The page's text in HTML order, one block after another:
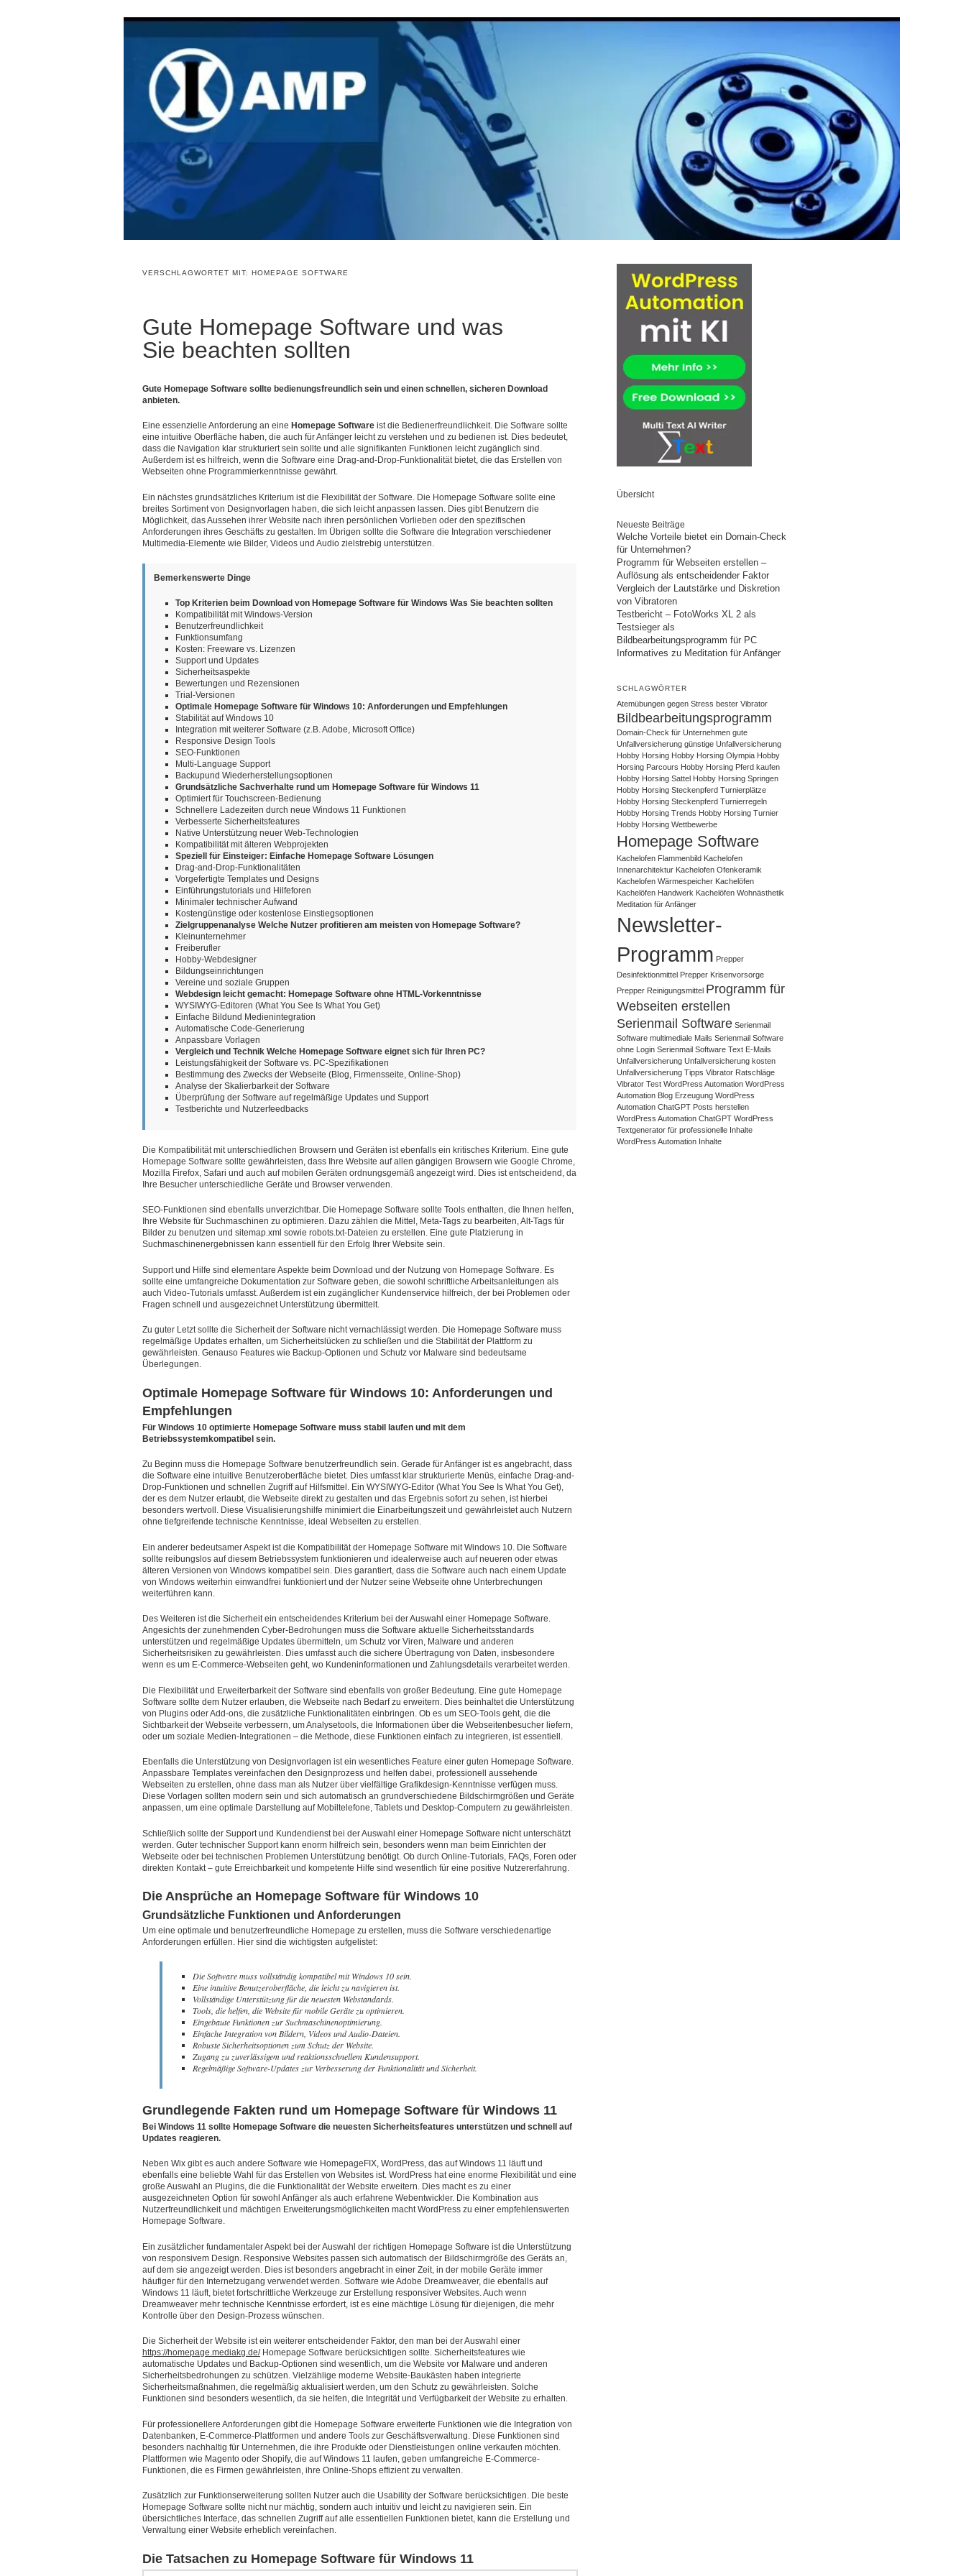
VERSCHLAGWORTET MIT: HOMEPAGE SOFTWARE
Gute Homepage Software und was
Sie beachten sollten
Gute Homepage Software sollte bedienungsfreundlich sein und einen schnellen, sicheren Download
anbieten.
Eine essenzielle Anforderung an eine Homepage Software ist die Bedienerfreundlichkeit. Die Software sollte
eine intuitive Oberfläche haben, die auch für Anfänger leicht zu verstehen und zu bedienen ist. Dies bedeutet,
dass die Navigation klar strukturiert sein sollte und alle signifikanten Funktionen leicht zugänglich sind.
Außerdem ist es hilfreich, wenn die Software eine Drag-and-Drop-Funktionalität bietet, die das Erstellen von
Webseiten ohne Programmierkenntnisse gewährt.
Ein nächstes grundsätzliches Kriterium ist die Flexibilität der Software. Die Homepage Software sollte eine
breites Sortiment von Designvorlagen haben, die sich leicht anpassen lassen. Dies gibt Benutzern die
Möglichkeit, das Aussehen ihrer Website nach ihren persönlichen Vorlieben oder den spezifischen
Anforderungen ihres Geschäfts zu gestalten. Im Übrigen sollte die Software die Integration verschiedener
Multimedia-Elemente wie Bilder, Videos und Audio zielstrebig unterstützen.
Bemerkenswerte Dinge
Top Kriterien beim Download von Homepage Software für Windows Was Sie beachten sollten
Kompatibilität mit Windows-Version
Benutzerfreundlichkeit
Funktionsumfang
Kosten: Freeware vs. Lizenzen
Support und Updates
Sicherheitsaspekte
Bewertungen und Rezensionen
Trial-Versionen
Optimale Homepage Software für Windows 10: Anforderungen und Empfehlungen
Stabilität auf Windows 10
Integration mit weiterer Software (z.B. Adobe, Microsoft Office)
Responsive Design Tools
SEO-Funktionen
Multi-Language Support
Backupund Wiederherstellungsoptionen
Grundsätzliche Sachverhalte rund um Homepage Software für Windows 11
Optimiert für Touchscreen-Bedienung
Schnellere Ladezeiten durch neue Windows 11 Funktionen
Verbesserte Sicherheitsfeatures
Native Unterstützung neuer Web-Technologien
Kompatibilität mit älteren Webprojekten
Speziell für Einsteiger: Einfache Homepage Software Lösungen
Drag-and-Drop-Funktionalitäten
Vorgefertigte Templates und Designs
Einführungstutorials und Hilfeforen
Minimaler technischer Aufwand
Kostengünstige oder kostenlose Einstiegsoptionen
Zielgruppenanalyse Welche Nutzer profitieren am meisten von Homepage Software?
Kleinunternehmer
Freiberufler
Hobby-Webdesigner
Bildungseinrichtungen
Vereine und soziale Gruppen
Webdesign leicht gemacht: Homepage Software ohne HTML-Vorkenntnisse
WYSIWYG-Editoren (What You See Is What You Get)
Einfache Bildund Medienintegration
Automatische Code-Generierung
Anpassbare Vorlagen
Vergleich und Technik Welche Homepage Software eignet sich für Ihren PC?
Leistungsfähigkeit der Software vs. PC-Spezifikationen
Bestimmung des Zwecks der Webseite (Blog, Firmensseite, Online-Shop)
Analyse der Skalierbarkeit der Software
Überprüfung der Software auf regelmäßige Updates und Support
Testberichte und Nutzerfeedbacks
Die Kompatibilität mit unterschiedlichen Browsern und Geräten ist ebenfalls ein kritisches Kriterium. Eine gute
Homepage Software sollte gewährleisten, dass Ihre Website auf allen gängigen Browsern wie Google Chrome,
Mozilla Firefox, Safari und auch auf mobilen Geräten ordnungsgemäß angezeigt wird. Dies ist entscheidend, da
Ihre Besucher unterschiedliche Geräte und Browser verwenden.
SEO-Funktionen sind ebenfalls unverzichtbar. Die Homepage Software sollte Tools enthalten, die Ihnen helfen,
Ihre Website für Suchmaschinen zu optimieren. Dazu zählen die Mittel, Meta-Tags zu bearbeiten, Alt-Tags für
Bilder zu benutzen und sitemap.xml sowie robots.txt-Dateien zu erstellen. Eine gute Platzierung in
Suchmaschinenergebnissen kann essentiell für den Erfolg Ihrer Website sein.
Support und Hilfe sind elementare Aspekte beim Download und der Nutzung von Homepage Software. Es
sollte eine umfangreiche Dokumentation zur Software geben, die sowohl schriftliche Arbeitsanleitungen als
auch Video-Tutorials umfasst. Außerdem ist ein zugänglicher Kundenservice hilfreich, der bei Problemen oder
Fragen schnell und ausgezeichnet Unterstützung übermittelt.
Zu guter Letzt sollte die Sicherheit der Software nicht vernachlässigt werden. Die Homepage Software muss
regelmäßige Updates erhalten, um Sicherheitslücken zu schließen und die Stabilität der Plattform zu
gewährleisten. Genauso Features wie Backup-Optionen und Schutz vor Malware sind bedeutsame
Überlegungen.
Optimale Homepage Software für Windows 10: Anforderungen und
Empfehlungen
Für Windows 10 optimierte Homepage Software muss stabil laufen und mit dem
Betriebssystemkompatibel sein.
Zu Beginn muss die Homepage Software benutzerfreundlich sein. Gerade für Anfänger ist es angebracht, dass
die Software eine intuitive Benutzeroberfläche bietet. Dies umfasst klar strukturierte Menüs, einfache Drag-and-
Drop-Funktionen und schnellen Zugriff auf Hilfsmittel. Ein WYSIWYG-Editor (What You See Is What You Get),
der es dem Nutzer erlaubt, die Webseite direkt zu gestalten und das Ergebnis sofort zu sehen, ist hierbei
besonders wertvoll. Diese Visualisierungshilfe minimiert die Einarbeitungszeit und gewährleistet auch Nutzern
ohne tiefgreifende technische Kenntnisse, ideal Webseiten zu erstellen.
Ein anderer bedeutsamer Aspekt ist die Kompatibilität der Homepage Software mit Windows 10. Die Software
sollte reibungslos auf diesem Betriebssystem funktionieren und idealerweise auch auf neueren oder etwas
älteren Versionen von Windows kompatibel sein. Dies garantiert, dass die Software auch nach einem Update
von Windows weiterhin einwandfrei funktioniert und der Nutzer seine Webseite ohne Unterbrechungen
weiterführen kann.
Des Weiteren ist die Sicherheit ein entscheidendes Kriterium bei der Auswahl einer Homepage Software.
Angesichts der zunehmenden Cyber-Bedrohungen muss die Software aktuelle Sicherheitsstandards
unterstützen und regelmäßige Updates übermitteln, um Schutz vor Viren, Malware und anderen
Sicherheitsrisiken zu gewährleisten. Dies umfasst auch die sichere Übertragung von Daten, insbesondere
wenn es um E-Commerce-Webseiten geht, wo Kundeninformationen und Zahlungsdetails verarbeitet werden.
Die Flexibilität und Erweiterbarkeit der Software sind ebenfalls von großer Bedeutung. Eine gute Homepage
Software sollte dem Nutzer erlauben, die Webseite nach Bedarf zu erweitern. Dies beinhaltet die Unterstützung
von Plugins oder Add-ons, die zusätzliche Funktionalitäten einbringen. Ob es um SEO-Tools geht, die die
Sichtbarkeit der Webseite verbessern, um Analysetools, die Informationen über die Webseitenbesucher liefern,
oder um soziale Medien-Integrationen – die Methode, diese Funktionen einfach zu integrieren, ist essentiell.
Ebenfalls die Unterstützung von Designvorlagen ist ein wesentliches Feature einer guten Homepage Software.
Anpassbare Templates vereinfachen den Designprozess und helfen dabei, professionell aussehende
Webseiten zu erstellen, ohne dass man als Nutzer über vielfältige Grafikdesign-Kenntnisse verfügen muss.
Diese Vorlagen sollten modern sein und sich automatisch an grundverschiedene Bildschirmgrößen und Geräte
anpassen, um eine optimale Darstellung auf Mobiltelefone, Tablets und Desktop-Computern zu gewährleisten.
Schließlich sollte der Support und Kundendienst bei der Auswahl einer Homepage Software nicht unterschätzt
werden. Guter technischer Support kann enorm hilfreich sein, besonders wenn man beim Einrichten der
Webseite oder bei technischen Problemen Unterstützung benötigt. Ob durch Online-Tutorials, FAQs, Foren oder
direkten Kontakt – gute Erreichbarkeit und kompetente Hilfe sind wesentlich für eine positive Nutzererfahrung.
Die Ansprüche an Homepage Software für Windows 10
Grundsätzliche Funktionen und Anforderungen
Um eine optimale und benutzerfreundliche Homepage zu erstellen, muss die Software verschiedenartige
Anforderungen erfüllen. Hier sind die wichtigsten aufgelistet:
Die Software muss vollständig kompatibel mit Windows 10 sein.
Eine intuitive Benutzeroberfläche, die leicht zu navigieren ist.
Vollständige Unterstützung für die neuesten Webstandards.
Tools, die helfen, die Website für mobile Geräte zu optimieren.
Eingebaute Funktionen zur Suchmaschinenoptimierung.
Einfache Integration von Bildern, Videos und Audio-Dateien.
Robuste Sicherheitsoptionen zum Schutz der Website.
Zugang zu zuverlässigem und reaktionsschnellem Kundensupport.
Regelmäßige Software-Updates zur Verbesserung der Funktionalität und Sicherheit.
Grundlegende Fakten rund um Homepage Software für Windows 11
Bei Windows 11 sollte Homepage Software die neuesten Sicherheitsfeatures unterstützen und schnell auf
Updates reagieren.
Neben Wix gibt es auch andere Software wie HomepageFIX, WordPress, das auf Windows 11 läuft und
ebenfalls eine beliebte Wahl für das Erstellen von Websites ist. WordPress hat eine enorme Flexibilität und eine
große Auswahl an Plugins, die die Funktionalität der Website erweitern. Dies macht es zu einer
ausgezeichneten Option für sowohl Anfänger als auch erfahrene Webentwickler. Die Kombination aus
Nutzerfreundlichkeit und mächtigen Erweiterungsmöglichkeiten macht WordPress zu einer empfehlenswerten
Homepage Software.
Ein zusätzlicher fundamentaler Aspekt bei der Auswahl der richtigen Homepage Software ist die Unterstützung
von responsivem Design. Responsive Websites passen sich automatisch der Bildschirmgröße des Geräts an,
auf dem sie angezeigt werden. Dies ist besonders angebracht in einer Zeit, in der mobile Geräte immer
häufiger für den Internetzugang verwendet werden. Software wie Adobe Dreamweaver, die ebenfalls auf
Windows 11 läuft, bietet fortschrittliche Werkzeuge zur Erstellung responsiver Websites. Auch wenn
Dreamweaver mehr technische Kenntnisse erfordert, ist es eine mächtige Lösung für diejenigen, die mehr
Kontrolle über den Design-Prozess wünschen.
Die Sicherheit der Website ist ein weiterer entscheidender Faktor, den man bei der Auswahl einer
https://homepage.mediakg.de/Homepage Software berücksichtigen sollte. Sicherheitsfeatures wie
automatische Updates und Backup-Optionen sind wesentlich, um die Website vor Malware und anderen
Sicherheitsbedrohungen zu schützen. Vielzählige moderne Website-Baukästen haben integrierte
Sicherheitsmaßnahmen, die regelmäßig aktualisiert werden, um den Schutz zu gewährleisten. Solche
Funktionen sind besonders wesentlich, da sie helfen, die Integrität und Verfügbarkeit der Website zu erhalten.
Für professionellere Anforderungen gibt die Homepage Software erweiterte Funktionen wie die Integration von
Datenbanken, E-Commerce-Plattformen und andere Tools zur Geschäftsverwaltung. Diese Funktionen sind
besonders nachhaltig für Unternehmen, die ihre Produkte oder Dienstleistungen online verkaufen möchten.
Plattformen wie Magento oder Shopify, die auf Windows 11 laufen, geben umfangreiche E-Commerce-
Funktionen, die es Firmen gewährleisten, ihre Online-Shops effizient zu verwalten.
Zusätzlich zur Funktionserweiterung sollten Nutzer auch die Usability der Software berücksichtigen. Die beste
Homepage Software sollte nicht nur mächtig, sondern auch intuitiv und leicht zu navigieren sein. Ein
übersichtliches Interface, das schnellen Zugriff auf alle essentiellen Funktionen bietet, kann die Erstellung und
Verwaltung einer Website erheblich vereinfachen.
Die Tatsachen zu Homepage Software für Windows 11
Übersicht
Neueste Beiträge
Welche Vorteile bietet ein Domain-Check
für Unternehmen?
Programm für Webseiten erstellen –
Auflösung als entscheidender Faktor
Vergleich der Lautstärke und Diskretion
von Vibratoren
Testbericht – FotoWorks XL 2 als
Testsieger als
Bildbearbeitungsprogramm für PC
Informatives zu Meditation für Anfänger
SCHLAGWÖRTER
Atemübungen gegen Stress bester Vibrator
Bildbearbeitungsprogramm
Domain-Check für Unternehmen gute
Unfallversicherung günstige Unfallversicherung
Hobby Horsing Hobby Horsing Olympia Hobby
Horsing Parcours Hobby Horsing Pferd kaufen
Hobby Horsing Sattel Hobby Horsing Springen
Hobby Horsing Steckenpferd Turnierplätze
Hobby Horsing Steckenpferd Turnierregeln
Hobby Horsing Trends Hobby Horsing Turnier
Hobby Horsing Wettbewerbe
Homepage Software
Kachelofen Flammenbild Kachelofen
Innenarchitektur Kachelofen Ofenkeramik
Kachelofen Wärmespeicher Kachelöfen
Kachelöfen Handwerk Kachelöfen Wohnästhetik
Meditation für Anfänger
Newsletter-
Programm Prepper
Desinfektionmittel Prepper Krisenvorsorge
Prepper Reinigungsmittel Programm für
Webseiten erstellen
Serienmail Software Serienmail
Software multimediale Mails Serienmail Software
ohne Login Serienmail Software Text E-Mails
Unfallversicherung Unfallversicherung kosten
Unfallversicherung Tipps Vibrator Ratschläge
Vibrator Test WordPress Automation WordPress
Automation Blog Erzeugung WordPress
Automation ChatGPT Posts herstellen
WordPress Automation ChatGPT WordPress
Textgenerator für professionelle Inhalte
WordPress Automation Inhalte